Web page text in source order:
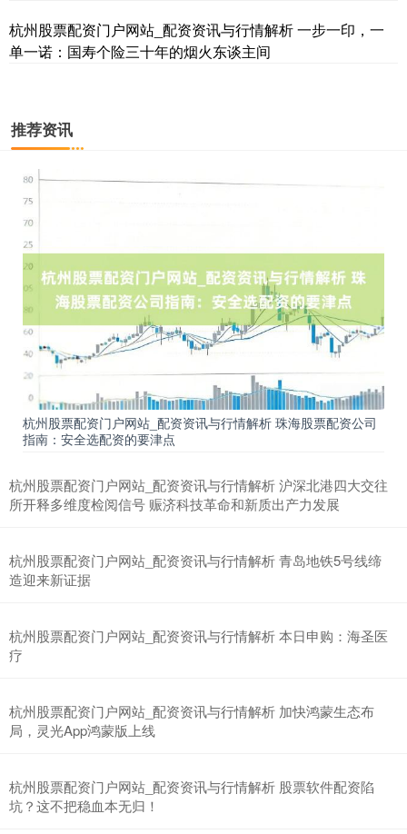
杭州股票配资门户网站_配资资讯与行情解析 一步一印，一
单一诺：国寿个险三十年的烟火东谈主间
推荐资讯
杭州股票配资门户网站_配资资讯与行情解析 珠海股票配资公司
指南：安全选配资的要津点
杭州股票配资门户网站_配资资讯与行情解析 沪深北港四大交往
所开释多维度检阅信号 赈济科技革命和新质出产力发展
杭州股票配资门户网站_配资资讯与行情解析 青岛地铁5号线缔
造迎来新证据
杭州股票配资门户网站_配资资讯与行情解析 本日申购：海圣医
疗
杭州股票配资门户网站_配资资讯与行情解析 加快鸿蒙生态布
局，灵光App鸿蒙版上线
杭州股票配资门户网站_配资资讯与行情解析 股票软件配资陷
坑？这不把稳血本无归！